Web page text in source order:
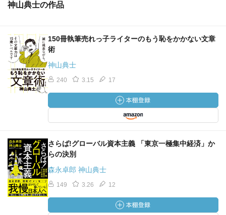
神山典士の作品
150冊執筆売れっ子ライターのもう恥をかかない文章
術
神山典士
240 3.15 17
さらば!グローバル資本主義 「東京一極集中経済」か
らの決別
森永卓郎 神山典士
149 3.26 12